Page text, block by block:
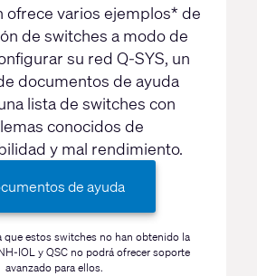
ofrece varios ejemplos* de
de switches a modo de
su red Q-SYS, un
documentos de ayuda
lista de switches con
conocidos de
y mal rendimiento.
de ayuda
que estos switches no han obtenido la
IOL y QSC no podrá ofrecer soporte
avanzado para ellos.